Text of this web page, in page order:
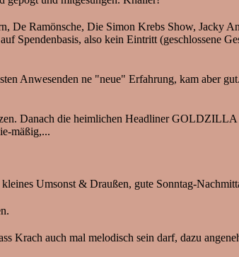
Ramönsche, Die Simon Krebs Show, Jacky
also kein Eintritt (geschlossene
Anwesenden ne "neue" Erfahrung, kam aber gut.
Danach die heimlichen Headliner
mäßig,...
Umsonst & Draußen, gute Sonntag-
Krach auch mal melodisch sein darf, dazu